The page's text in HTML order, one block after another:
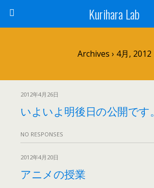
Kurihara Lab
Archives › 4月, 2012
2012年4月26日
いよいよ明後日の公開です。
NO RESPONSES
2012年4月20日
アニメの授業